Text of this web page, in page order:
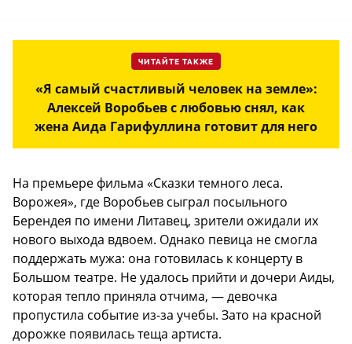
ЧИТАЙТЕ ТАКЖЕ
«Я самый счастливый человек на земле»:
Алексей Воробьев с любовью снял, как
жена Аида Гарифуллина готовит для него
На премьере фильма «Сказки темного леса.
Ворожея», где Воробьев сыграл посыльного
Берендея по имени Литавец, зрители ожидали их
нового выхода вдвоем. Однако певица не смогла
поддержать мужа: она готовилась к концерту в
Большом театре. Не удалось прийти и дочери Аиды,
которая тепло приняла отчима, — девочка
пропустила событие из-за учебы. Зато на красной
дорожке появилась теща артиста.